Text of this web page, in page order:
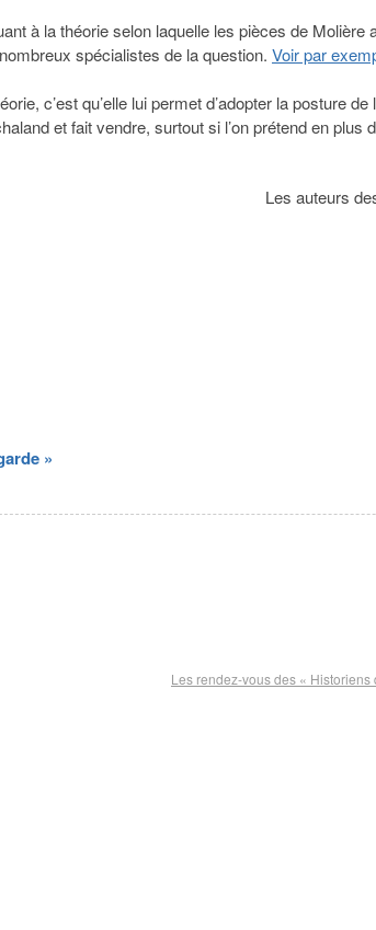
à la théorie selon laquelle les pièces de Molière
spécialistes de la question. Voir par
c’est qu’elle lui permet d’adopter la posture de
et fait vendre, surtout si l’on prétend en plus
Les auteurs
»
Les rendez-vous des « Historiens